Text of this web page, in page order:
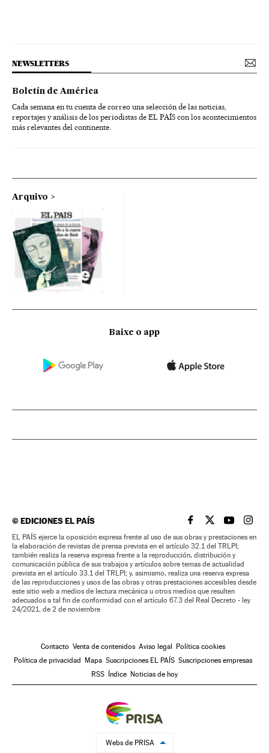
NEWSLETTERS
Boletín de América
Cada semana en tu cuenta de correo una selección de las noticias,
reportajes y análisis de los periodistas de EL PAÍS con los acontecimientos
más relevantes del continente.
Arquivo
Baixe o app
©EDICIONES EL PAÍS EL PAÍS BRASIL EN
EL PAÍSEL PAÍS
EL
EL PAÍS ejerce la oposición expresa frente al uso de sus obras y prestaciones en
la elaboración de revistas de prensa prevista en el artículo 32.1 del TRLPI;
también realiza la reserva expresa frente a la reproducción, distribución y
comunicación pública de sus trabajos y artículos sobre temas de actualidad
prevista en el artículo 33.1 del TRLPI; y, asimismo, realiza una reserva expresa
de las reproducciones y usos de las obras y otras prestaciones accesibles desde
este sitio web a medios de lectura mecánica u otros medios que resulten
adecuados a tal fin de conformidad con el artículo 67.3 del Real Decreto - ley
24/2021, de 2 de noviembre
Contacto Venta de contenidos Aviso legal
Política cookies
Política de privacidad
Mapa Suscripciones EL PAÍS Suscripciones empresas
RSS
Índice Noticias de hoy
Webs de PRISA